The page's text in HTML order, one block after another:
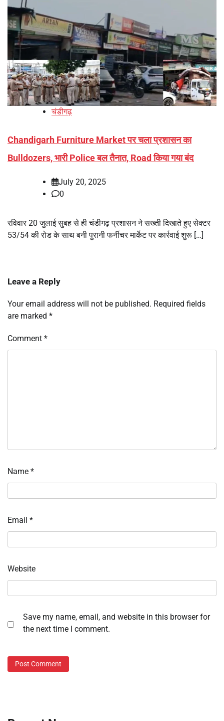
चंडीगढ़
Chandigarh Furniture Market पर चला प्रशासन का
Bulldozers, भारी Police बल तैनात, Road किया गया बंद
July 20, 2025
0
रविवार 20 जुलाई सुबह से ही चंडीगढ़ प्रशासन ने सख्ती दिखाते हुए सेक्टर
53/54 की रोड के साथ बनी पुरानी फर्नीचर मार्केट पर कार्रवाई शुरू […]
Leave a Reply
Your email address will not be published. Required fields
are marked *
Comment *
Name *
Email *
Website
Save my name, email, and website in this browser for
the next time I comment.